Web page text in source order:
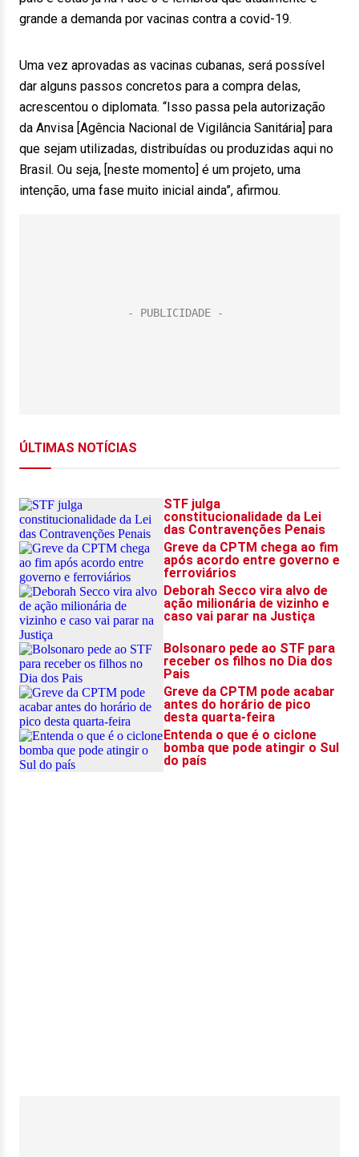
grande a demanda por vacinas contra a covid-19.
Uma vez aprovadas as vacinas cubanas, será possível
dar alguns passos concretos para a compra delas,
acrescentou o diplomata. “Isso passa pela autorização
da Anvisa [Agência Nacional de Vigilância Sanitária] para
que sejam utilizadas, distribuídas ou produzidas aqui no
Brasil. Ou seja, [neste momento] é um projeto, uma
intenção, uma fase muito inicial ainda”, afirmou.